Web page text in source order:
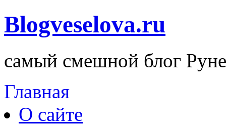
Blogveselova.ru
самый смешной блог
Главная
О сайте